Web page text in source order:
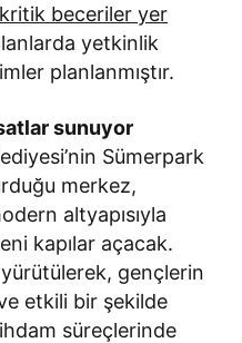
beceriler yer
yetkinlik
planlanmıştır.
sunuyor
Sümerpark
merkez,
altyapısıyla
kapılar açacak.
gençlerin
etkili bir şekilde
süreçlerinde